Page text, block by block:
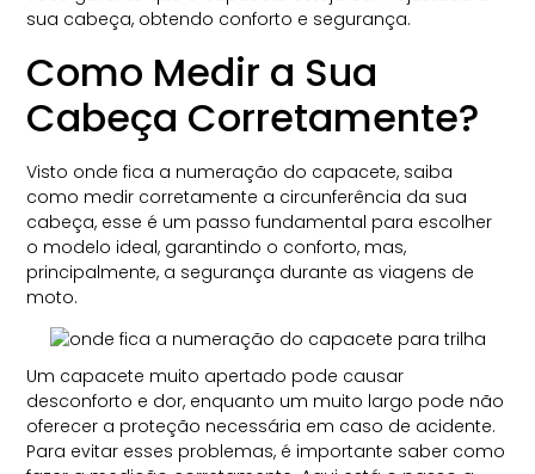
sua cabeça, obtendo conforto e segurança.
Como Medir a Sua
Cabeça Corretamente?
Visto onde fica a numeração do capacete, saiba
como medir corretamente a circunferência da sua
cabeça, esse é um passo fundamental para escolher
o modelo ideal, garantindo o conforto, mas,
principalmente, a segurança durante as viagens de
moto.
Um capacete muito apertado pode causar
desconforto e dor, enquanto um muito largo pode não
oferecer a proteção necessária em caso de acidente.
Para evitar esses problemas, é importante saber como